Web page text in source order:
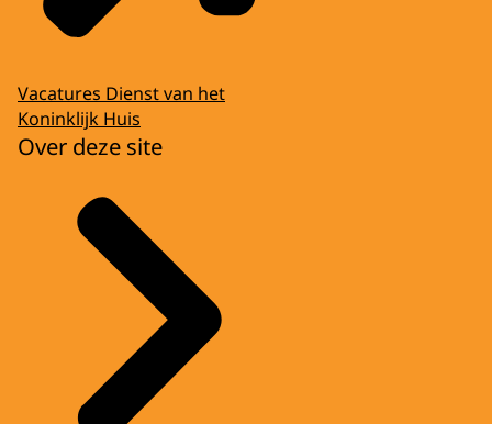
Vacatures Dienst van het
Koninklijk Huis
Over deze site